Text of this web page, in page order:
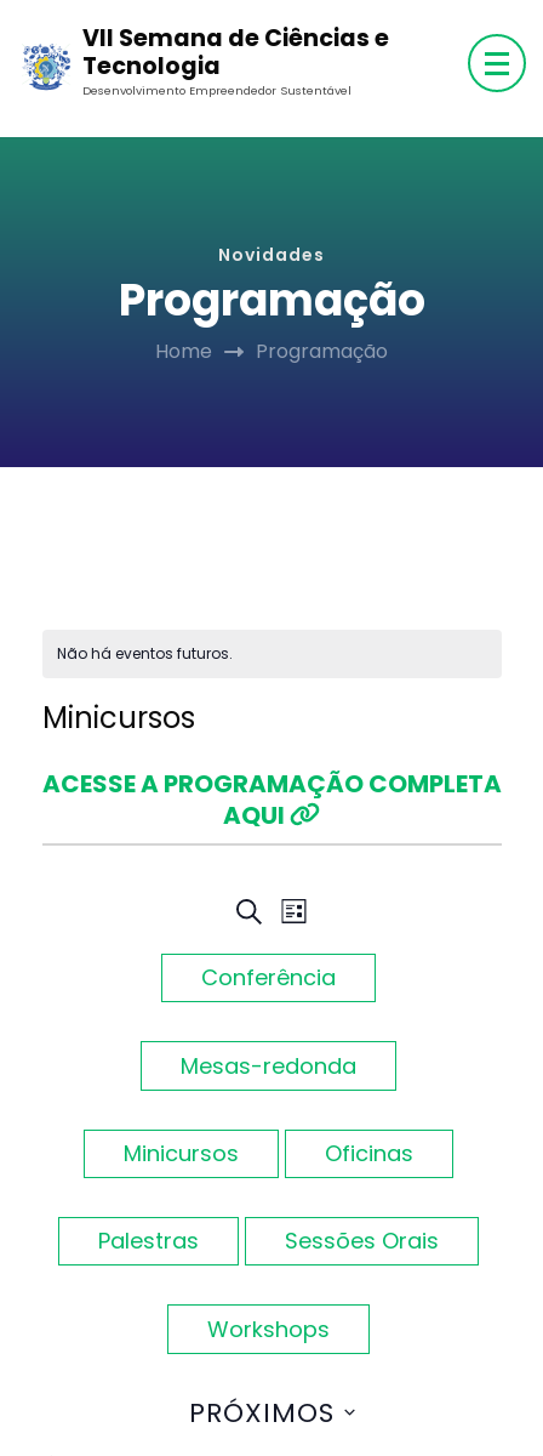
content
(Press
VII Semana de Ciências e
Tecnologia
Desenvolvimento Empreendedor Sustentável
Novidades
Programação
Home Programação
Não há eventos futuros.
Minicursos
ACESSE A PROGRAMAÇÃO COMPLETA
AQUI
Pesquisa
e
navegação
de
visuais
de
Eventos
PROCURARNavegação
do
visual
Evento
LISTA
Conferência
Mesas-redonda
Minicursos Oficinas
Palestras Sessões Orais
Workshops
PRÓXIMOS